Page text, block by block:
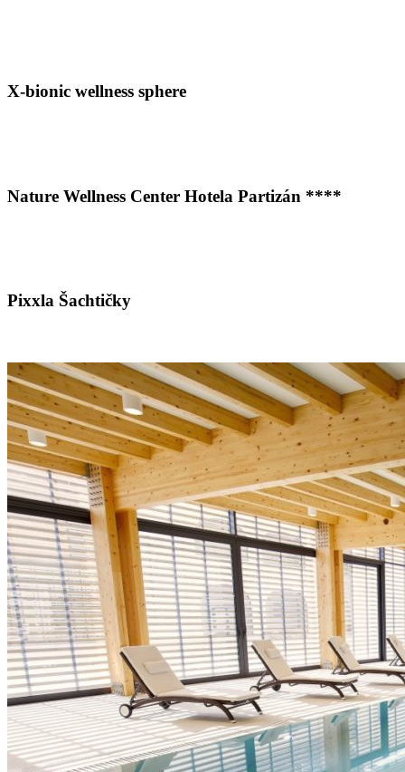
X-bionic wellness sphere
Nature Wellness Center Hotela Partizán ****
Pixxla Šachtičky